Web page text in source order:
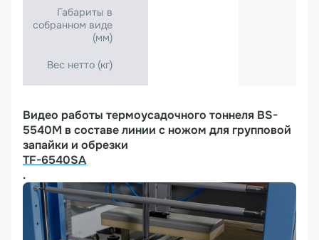
Габариты в
собранном виде
(мм)
Вес нетто (кг)
Видео работы термоусадочного тоннеля BS-
5540M в составе линии с ножом для групповой
запайки и обрезки
TF-6540SA
.